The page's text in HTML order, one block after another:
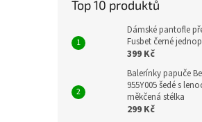
Top 10 produktů
Dámské pantofle
Fusbet černé
399 Kč
Balerínky papuče
955Y005 šedé s
měkčená stélka
299 Kč